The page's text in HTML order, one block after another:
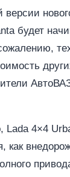
версии
будет
Lada 4×4
как